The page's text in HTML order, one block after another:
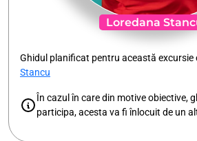
Loredana
Ghidul planificat pentru această excursie
Stancu
În cazul în care din motive obiective,
participa, acesta va fi înlocuit de un